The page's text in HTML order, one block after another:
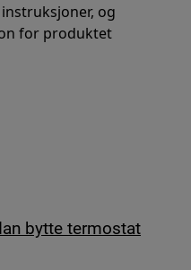
og
for produktet
bytte termostat